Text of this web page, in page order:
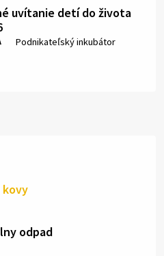
uvítanie detí do života
Miesto:
Podnikateľský inkubátor
kovy
odpad